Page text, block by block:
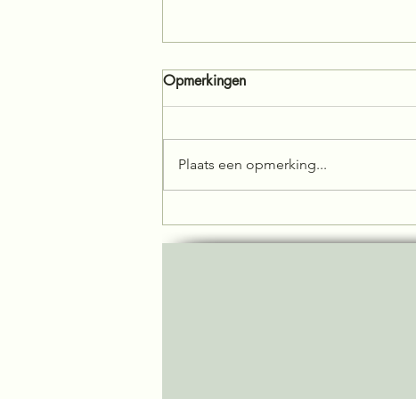
communicatieproblemen in je
Opmerkingen
Plaats een opmerking...